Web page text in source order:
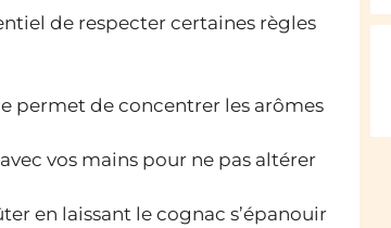
de respecter certaines règles
permet de concentrer les arômes
vos mains pour ne pas altérer
en laissant le cognac s’épanouir